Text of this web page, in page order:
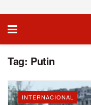
Tag: Putin
INTERNACIONAL